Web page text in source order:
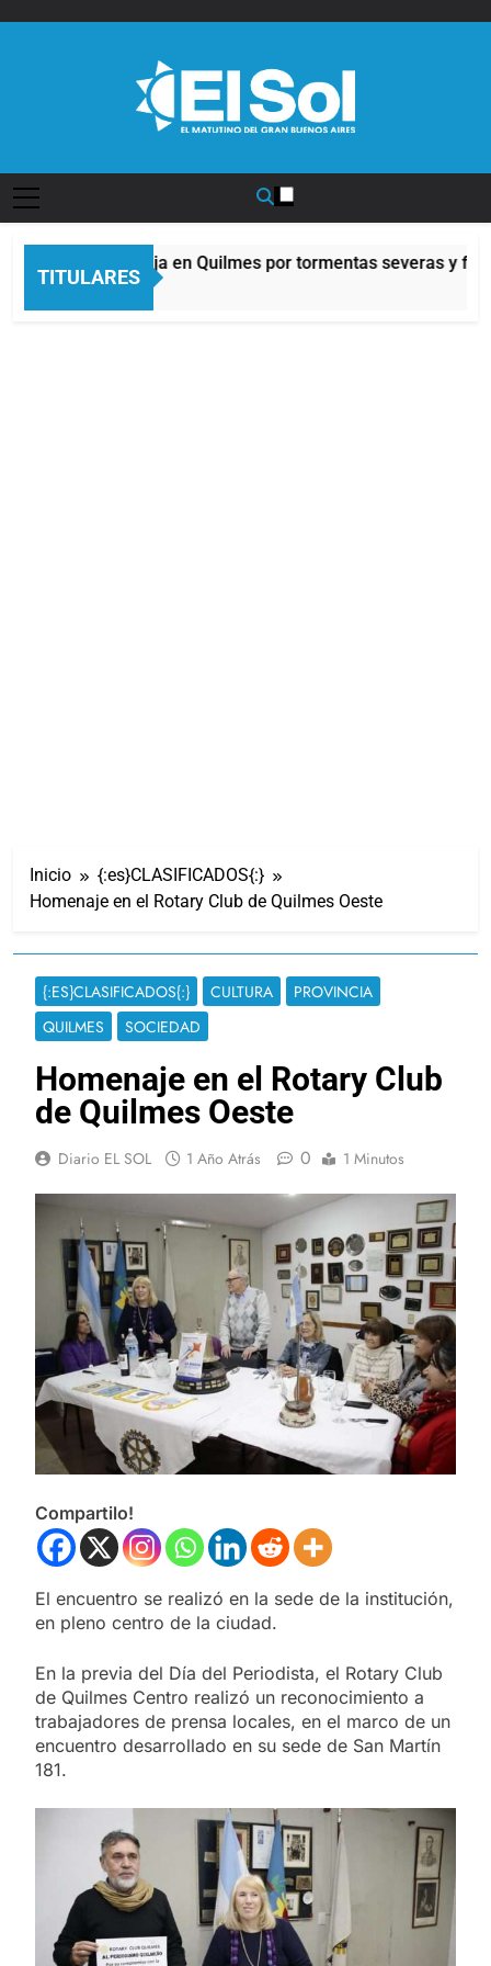
TITULARES
Alerta naranja en Quilmes por tormentas severas y
3 Horas Atrás
Inicio
{:es}CLASIFICADOS{:}
Homenaje en el Rotary Club de Quilmes Oeste
{:ES}CLASIFICADOS{:} CULTURA
PROVINCIA
QUILMES
SOCIEDAD
Homenaje en el Rotary Club
de Quilmes Oeste
Diario EL SOL 1 Año Atrás 0 1 Minutos
Compartilo!
El encuentro se realizó en la sede de la institución,
en pleno centro de la ciudad.
En la previa del Día del Periodista, el Rotary Club
de Quilmes Centro realizó un reconocimiento a
trabajadores de prensa locales, en el marco de un
encuentro desarrollado en su sede de San Martín
181.